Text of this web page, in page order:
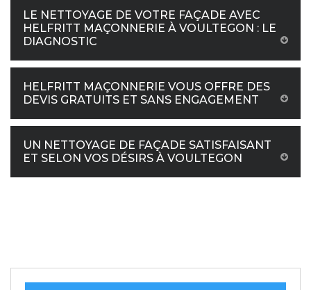
LE NETTOYAGE DE VOTRE FAÇADE AVEC
HELFRITT MAÇONNERIE À VOULTEGON : LE
DIAGNOSTIC
HELFRITT MAÇONNERIE VOUS OFFRE DES
DEVIS GRATUITS ET SANS ENGAGEMENT
UN NETTOYAGE DE FAÇADE SATISFAISANT
ET SELON VOS DÉSIRS À VOULTEGON